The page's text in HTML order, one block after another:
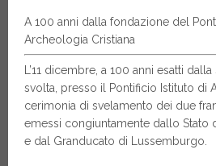
A 100 anni dalla fondazione del
Archeologia Cristiana
L’11 dicembre, a 100 anni esatti
svolta, presso il Pontificio Istituto di
cerimonia di svelamento dei due
emessi congiuntamente dallo Stato
e dal Granducato di Lussemburgo.